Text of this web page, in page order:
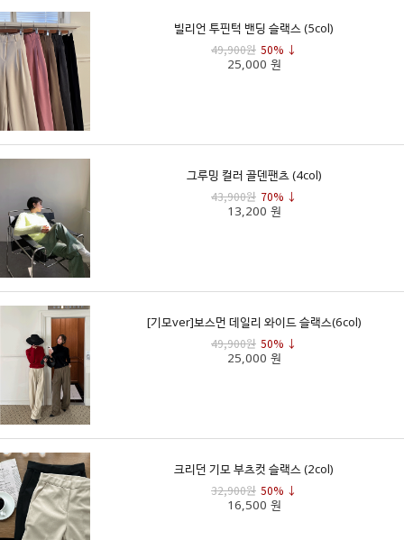
빌리언 투핀턱 밴딩 슬랙스 (5col)
49,900원 50% ↓
25,000 원
그루밍 컬러 골덴팬츠 (4col)
43,900원 70% ↓
13,200 원
[기모ver]보스먼 데일리 와이드 슬랙스(6col)
49,900원 50% ↓
25,000 원
크리던 기모 부츠컷 슬랙스 (2col)
32,900원 50% ↓
16,500 원